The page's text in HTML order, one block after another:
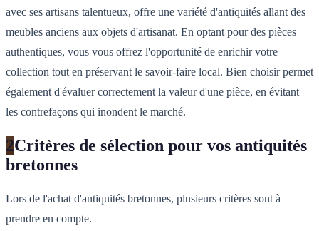
avec ses artisans talentueux, offre une variété d'antiquités allant des
meubles anciens aux objets d'artisanat. En optant pour des pièces
authentiques, vous vous offrez l'opportunité de enrichir votre
collection tout en préservant le savoir-faire local. Bien choisir permet
également d'évaluer correctement la valeur d'une pièce, en évitant
les contrefaçons qui inondent le marché.
2Critères de sélection pour vos antiquités
bretonnes
Lors de l'achat d'antiquités bretonnes, plusieurs critères sont à
prendre en compte.